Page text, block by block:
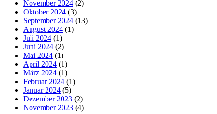
November 2024 (2)
Oktober 2024 (3)
September 2024 (13)
August 2024 (1)
Juli 2024 (1)
Juni 2024 (2)
Mai 2024 (1)
April 2024 (1)
März 2024 (1)
Februar 2024 (1)
Januar 2024 (5)
Dezember 2023 (2)
November 2023 (4)